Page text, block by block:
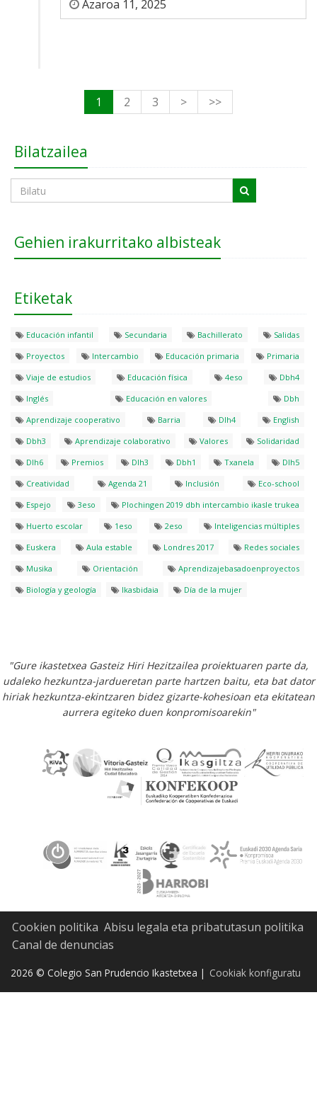
Azaroa 11, 2025
1 2 3 > >>
Bilatzailea
Gehien irakurritako albisteak
Etiketak
Educación infantil Secundaria Bachillerato
Salidas
Proyectos
Intercambio Educación primaria
Primaria
Viaje de estudios
Educación física 4eso
Dbh4
Inglés
Educación en valores
Dbh
Aprendizaje cooperativo
Barria Dlh4
English
Dbh3
Aprendizaje colaborativo Valores
Solidaridad
Dlh6
Premios Dlh3 Dbh1 Txanela
Dlh5
Creatividad
Agenda 21 Inclusión
Eco-school
Espejo
3eso
Plochingen 2019 dbh intercambio ikasle trukea
Huerto escolar
1eso 2eso
Inteligencias múltiples
Euskera
Aula estable Londres 2017
Redes sociales
Musika
Orientación
Aprendizajebasadoenproyectos
Biología y geología
Ikasbidaia Día de la mujer
"Gure ikastetxea Gasteiz Hiri Hezitzailea proiektuaren parte da,
udaleko hezkuntza-jardueretan parte hartzen baitu, eta bat dator
hiriak hezkuntza-ekintzaren bidez gizarte-kohesioan eta ekitatean
aurrera egiteko duen konpromisoarekin"
Cookien politika Abisu legala eta pribatutasun politika
Canal de denuncias
2026 © Colegio San Prudencio Ikastetxea | Cookiak konfiguratu